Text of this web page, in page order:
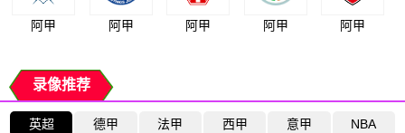
阿甲 阿甲 阿甲 阿甲 阿甲
录像推荐
英超 德甲 法甲 西甲 意甲 NBA